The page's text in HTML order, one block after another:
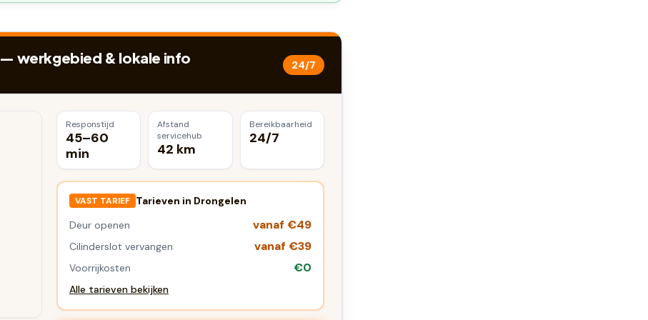
— werkgebied & lokale info 24/7
Responstijd
45–60
min
Afstand
servicehub
42 km
Bereikbaarheid
24/7
VAST TARIEF Tarieven in Drongelen
Deur openen
vanaf €49
Cilinderslot vervangen vanaf €39
Voorrijkosten €0
Alle tarieven bekijken